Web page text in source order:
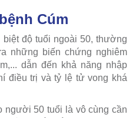
Cúm
độ tuổi ngoài 50, thường
những biến chứng nghiêm
dẫn đến khả năng nhập
điều trị và tỷ lệ tử vong khá
người 50 tuổi là vô cùng cần